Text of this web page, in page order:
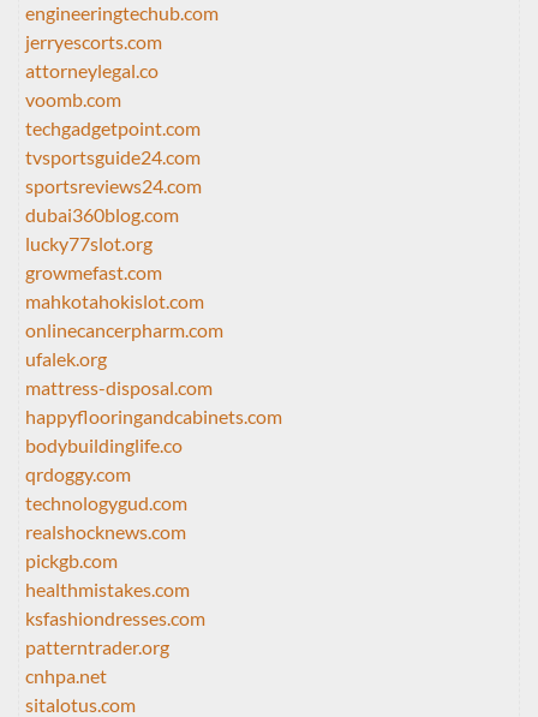
engineeringtechub.com
jerryescorts.com
attorneylegal.co
voomb.com
techgadgetpoint.com
tvsportsguide24.com
sportsreviews24.com
dubai360blog.com
lucky77slot.org
growmefast.com
mahkotahokislot.com
onlinecancerpharm.com
ufalek.org
mattress-disposal.com
happyflooringandcabinets.com
bodybuildinglife.co
qrdoggy.com
technologygud.com
realshocknews.com
pickgb.com
healthmistakes.com
ksfashiondresses.com
patterntrader.org
cnhpa.net
sitalotus.com